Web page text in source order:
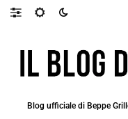
Blog ufficiale di Beppe